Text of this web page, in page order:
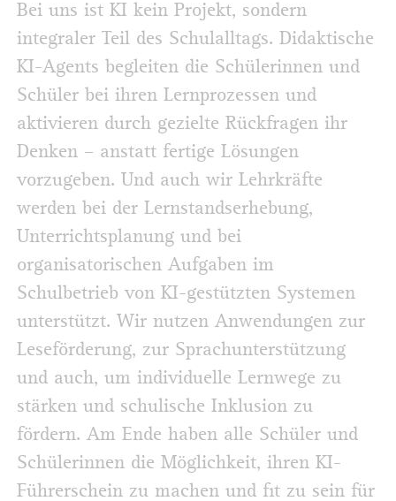
Bei uns ist KI kein Projekt, sondern
integraler Teil des Schulalltags. Didaktische
KI-Agents begleiten die Schülerinnen und
Schüler bei ihren Lernprozessen und
aktivieren durch gezielte Rückfragen ihr
Denken – anstatt fertige Lösungen
vorzugeben. Und auch wir Lehrkräfte
werden bei der Lernstandserhebung,
Unterrichtsplanung und bei
organisatorischen Aufgaben im
Schulbetrieb von KI-gestützten Systemen
unterstützt. Wir nutzen Anwendungen zur
Leseförderung, zur Sprachunterstützung
und auch, um individuelle Lernwege zu
stärken und schulische Inklusion zu
fördern. Am Ende haben alle Schüler und
Schülerinnen die Möglichkeit, ihren KI-
Führerschein zu machen und fit zu sein für